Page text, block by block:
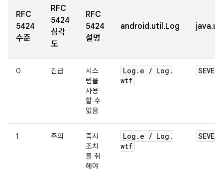
RFC
5424
수준
RFC
5424
심각
도
RFC
5424
설명
android.util.Log
0 긴급
시스
템을
사용
할 수
없음
Log . e / Log .
wtf
SEVERE
1 주의
즉시
조치
를 취
해야
Log . e / Log .
wtf
SEVERE